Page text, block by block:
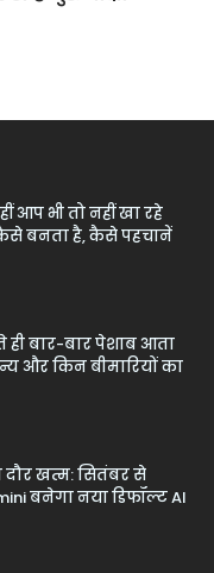
आप भी तो नहीं खा रहे
बनता है, कैसे पहचानें
ही बार-बार पेशाब आता
और किन बीमारियों का
दौर खत्म: सितंबर से
बनेगा नया डिफॉल्ट AI